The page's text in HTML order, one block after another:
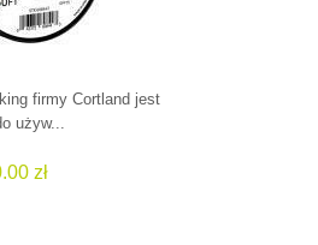
firmy Cortland jest
używ...
zł